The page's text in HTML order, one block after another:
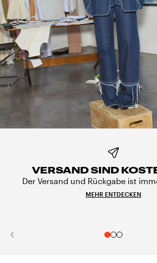
VERSAND SIND
Der Versand und Rückgabe ist
MEHR ENTDECKEN